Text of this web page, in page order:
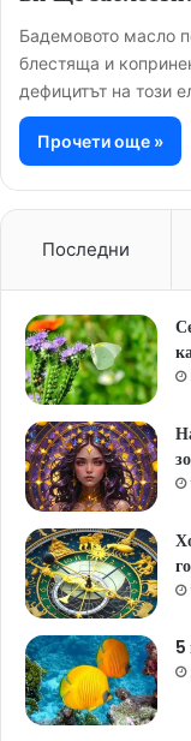
Бадемовото масло
блестяща и
дефицитът на този
Прочети още »
Последни
5